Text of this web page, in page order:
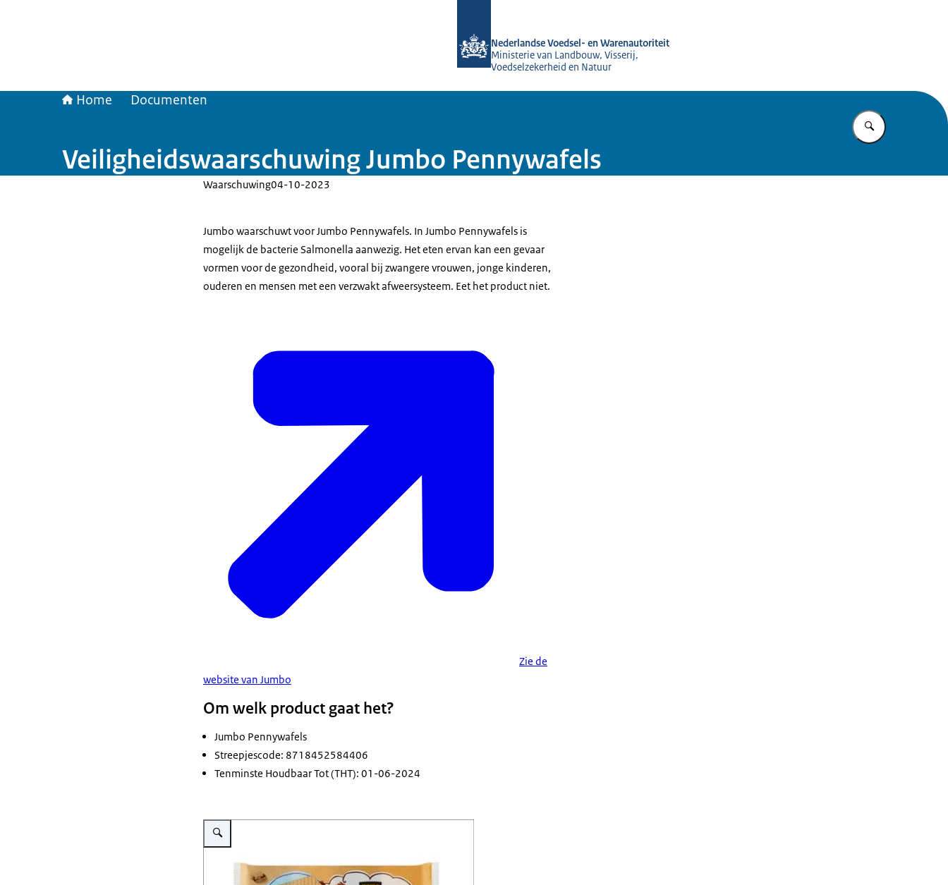
Nederlandse Voedsel- en Warenautoriteit
Ministerie van Landbouw, Visserij,
Voedselzekerheid en Natuur
Home Documenten
Vul in wat u
Veiligheidswaarschuwing Jumbo Pennywafels
Waarschuwing04-10-2023
Jumbo waarschuwt voor Jumbo Pennywafels. In Jumbo Pennywafels is
mogelijk de bacterie Salmonella aanwezig. Het eten ervan kan een gevaar
vormen voor de gezondheid, vooral bij zwangere vrouwen, jonge kinderen,
ouderen en mensen met een verzwakt afweersysteem. Eet het product niet.
Zie de
website van Jumbo
Om welk product gaat het?
Jumbo Pennywafels
Streepjescode: 8718452584406
Tenminste Houdbaar Tot (THT): 01-06-2024
Vergroot afbeelding Veiligheidswaarschuwing Pennywafels Jumbo